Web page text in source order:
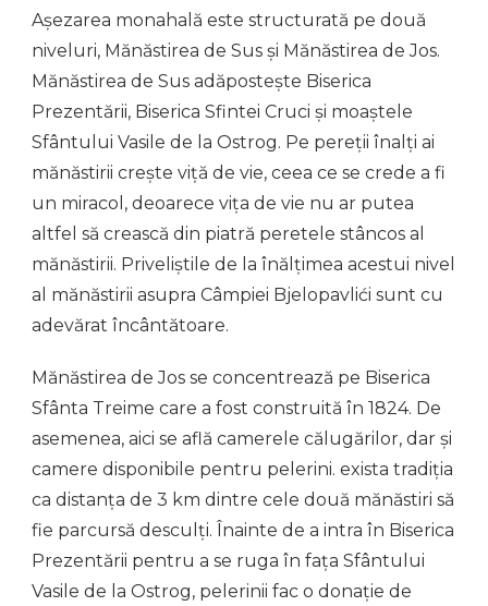
Așezarea monahală este structurată pe două
niveluri, Mănăstirea de Sus și Mănăstirea de Jos.
Mănăstirea de Sus adăpostește Biserica
Prezentării, Biserica Sfintei Cruci și moaștele
Sfântului Vasile de la Ostrog. Pe pereții înalți ai
mănăstirii crește viță de vie, ceea ce se crede a fi
un miracol, deoarece vița de vie nu ar putea
altfel să crească din piatră peretele stâncos al
mănăstirii. Priveliștile de la înălțimea acestui nivel
al mănăstirii asupra Câmpiei Bjelopavlići sunt cu
adevărat încântătoare.
Mănăstirea de Jos se concentrează pe Biserica
Sfânta Treime care a fost construită în 1824. De
asemenea, aici se află camerele călugărilor, dar și
camere disponibile pentru pelerini. exista tradiția
ca distanța de 3 km dintre cele două mănăstiri să
fie parcursă desculți. Înainte de a intra în Biserica
Prezentării pentru a se ruga în fața Sfântului
Vasile de la Ostrog, pelerinii fac o donație de